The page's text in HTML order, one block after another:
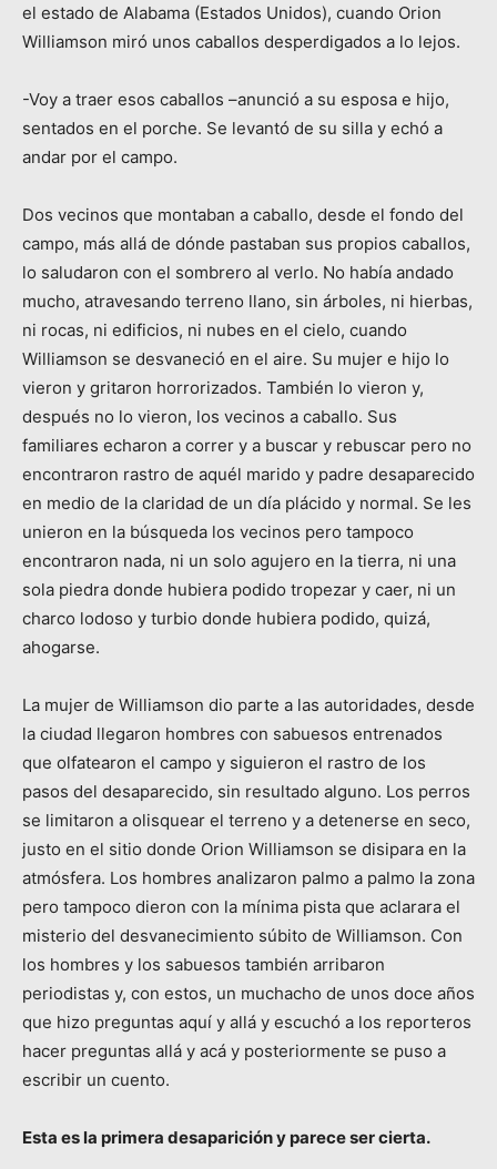
el estado de Alabama (Estados Unidos), cuando Orion
Williamson miró unos caballos desperdigados a lo lejos.
-Voy a traer esos caballos –anunció a su esposa e hijo,
sentados en el porche. Se levantó de su silla y echó a
andar por el campo.
Dos vecinos que montaban a caballo, desde el fondo del
campo, más allá de dónde pastaban sus propios caballos,
lo saludaron con el sombrero al verlo. No había andado
mucho, atravesando terreno llano, sin árboles, ni hierbas,
ni rocas, ni edificios, ni nubes en el cielo, cuando
Williamson se desvaneció en el aire. Su mujer e hijo lo
vieron y gritaron horrorizados. También lo vieron y,
después no lo vieron, los vecinos a caballo. Sus
familiares echaron a correr y a buscar y rebuscar pero no
encontraron rastro de aquél marido y padre desaparecido
en medio de la claridad de un día plácido y normal. Se les
unieron en la búsqueda los vecinos pero tampoco
encontraron nada, ni un solo agujero en la tierra, ni una
sola piedra donde hubiera podido tropezar y caer, ni un
charco lodoso y turbio donde hubiera podido, quizá,
ahogarse.
La mujer de Williamson dio parte a las autoridades, desde
la ciudad llegaron hombres con sabuesos entrenados
que olfatearon el campo y siguieron el rastro de los
pasos del desaparecido, sin resultado alguno. Los perros
se limitaron a olisquear el terreno y a detenerse en seco,
justo en el sitio donde Orion Williamson se disipara en la
atmósfera. Los hombres analizaron palmo a palmo la zona
pero tampoco dieron con la mínima pista que aclarara el
misterio del desvanecimiento súbito de Williamson. Con
los hombres y los sabuesos también arribaron
periodistas y, con estos, un muchacho de unos doce años
que hizo preguntas aquí y allá y escuchó a los reporteros
hacer preguntas allá y acá y posteriormente se puso a
escribir un cuento.
Esta es la primera desaparición y parece ser cierta.